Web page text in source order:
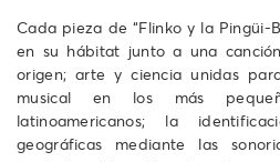
Cada pieza de “Flinko y la Pingüi-
en su hábitat junto a una
origen; arte y ciencia unidas
musical en los más
latinoamericanos; la
geográficas mediante las